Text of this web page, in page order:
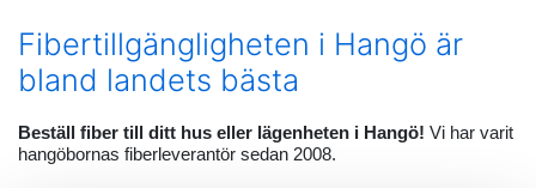
Fibertillgängligheten i Hangö är
bland landets bästa
Beställ fiber till ditt hus eller lägenheten i Hangö! Vi har varit
hangöbornas fiberleverantör sedan 2008.